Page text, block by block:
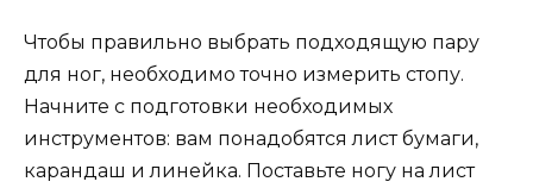
Чтобы правильно выбрать подходящую пару
для ног, необходимо точно измерить стопу.
Начните с подготовки необходимых
инструментов: вам понадобятся лист бумаги,
карандаш и линейка. Поставьте ногу на лист